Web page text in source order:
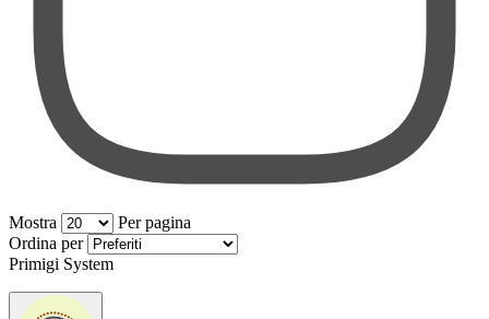
Mostra
Per pagina
per pagina
Ordina per
Primigi System